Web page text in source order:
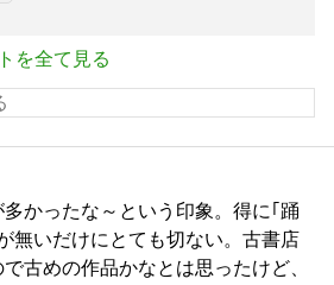
を全て見る
かったな～という印象。得に｢踊
無いだけにとても切ない。古書店
古めの作品かなとは思ったけど、